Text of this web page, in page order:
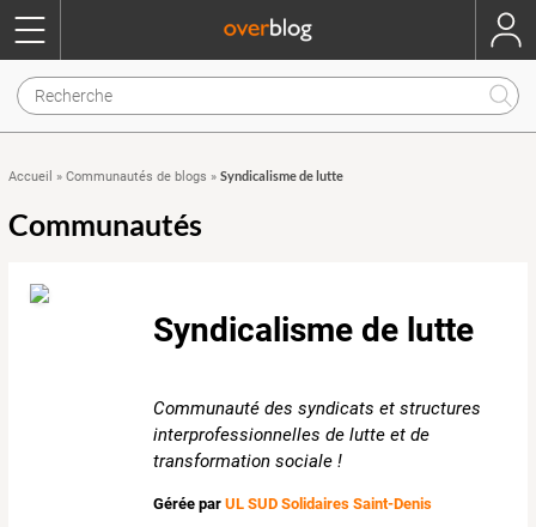
Accueil » Communautés de blogs » Syndicalisme de lutte
Communautés
Syndicalisme de lutte
Communauté des syndicats et structures
interprofessionnelles de lutte et de
transformation sociale !
Gérée parUL SUD Solidaires Saint-Denis